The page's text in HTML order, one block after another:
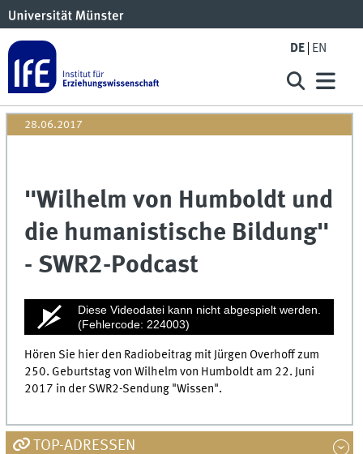
DE EN
28.06.2017
"Wilhelm von Humboldt und
die humanistische Bildung"
- SWR2-Podcast
seconds
seconds
Diese Videodatei kann nicht abgespielt werden.
(Fehlercode: 224003)
Hören Sie hier den Radiobeitrag mit Jürgen Overhoff zum
250. Geburtstag von Wilhelm von Humboldt am 22. Juni
2017 in der SWR2-Sendung "Wissen".
TOP-ADRESSEN